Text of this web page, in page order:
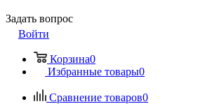
Задать вопрос
Войти
Корзина0
Избранные товары0
Сравнение товаров0